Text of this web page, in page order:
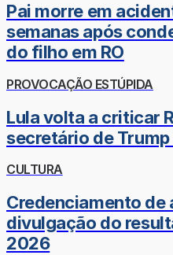
Pai morre em
semanas após
do filho em RO
PROVOCAÇÃO ESTÚPIDA
Lula volta a criticar
secretário de
CULTURA
Credenciamento
divulgação do
2026